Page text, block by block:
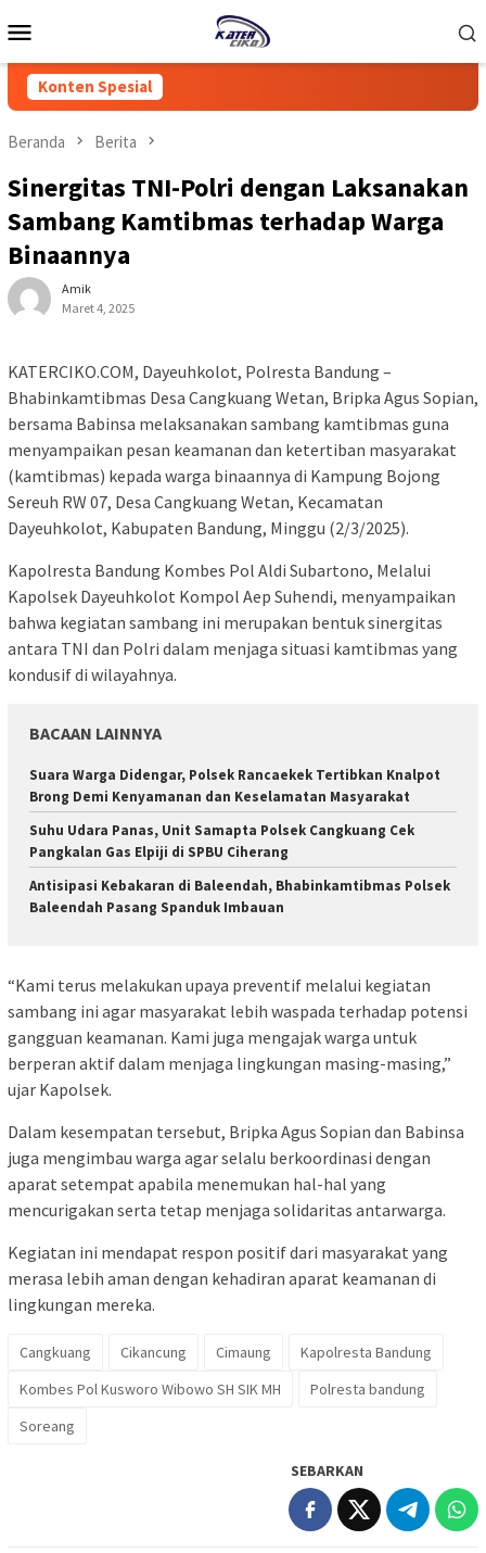
ke
Mobile
Konten Spesial
Beranda Berita
Sinergitas TNI-Polri dengan Laksanakan
Sambang Kamtibmas terhadap Warga
Binaannya
Amik
Maret 4, 2025
KATERCIKO.COM, Dayeuhkolot, Polresta Bandung –
Bhabinkamtibmas Desa Cangkuang Wetan, Bripka Agus Sopian,
bersama Babinsa melaksanakan sambang kamtibmas guna
menyampaikan pesan keamanan dan ketertiban masyarakat
(kamtibmas) kepada warga binaannya di Kampung Bojong
Sereuh RW 07, Desa Cangkuang Wetan, Kecamatan
Dayeuhkolot, Kabupaten Bandung, Minggu (2/3/2025).
Kapolresta Bandung Kombes Pol Aldi Subartono, Melalui
Kapolsek Dayeuhkolot Kompol Aep Suhendi, menyampaikan
bahwa kegiatan sambang ini merupakan bentuk sinergitas
antara TNI dan Polri dalam menjaga situasi kamtibmas yang
kondusif di wilayahnya.
BACAAN LAINNYA
Suara Warga Didengar, Polsek Rancaekek Tertibkan Knalpot
Brong Demi Kenyamanan dan Keselamatan Masyarakat
Suhu Udara Panas, Unit Samapta Polsek Cangkuang Cek
Pangkalan Gas Elpiji di SPBU Ciherang
Antisipasi Kebakaran di Baleendah, Bhabinkamtibmas Polsek
Baleendah Pasang Spanduk Imbauan
“Kami terus melakukan upaya preventif melalui kegiatan
sambang ini agar masyarakat lebih waspada terhadap potensi
gangguan keamanan. Kami juga mengajak warga untuk
berperan aktif dalam menjaga lingkungan masing-masing,”
ujar Kapolsek.
Dalam kesempatan tersebut, Bripka Agus Sopian dan Babinsa
juga mengimbau warga agar selalu berkoordinasi dengan
aparat setempat apabila menemukan hal-hal yang
mencurigakan serta tetap menjaga solidaritas antarwarga.
Kegiatan ini mendapat respon positif dari masyarakat yang
merasa lebih aman dengan kehadiran aparat keamanan di
lingkungan mereka.
Cangkuang Cikancung Cimaung
Kapolresta Bandung
Kombes Pol Kusworo Wibowo SH SIK MH
Polresta bandung
Soreang
SEBARKAN